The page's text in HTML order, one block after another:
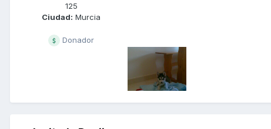
125
Ciudad: Murcia
Donador